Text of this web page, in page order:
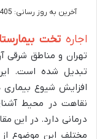
آخرین به روز رسانی: 18/04/1405
اجارهتخت
تهران و مناطق شرقی
تبدیل شده است.
افزایش شیوع بیماری
نقاهت در محیط
درمانی دارد. در این
مختلف این موضوع از